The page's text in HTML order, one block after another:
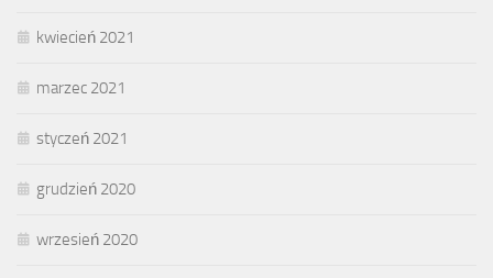
kwiecień 2021
marzec 2021
styczeń 2021
grudzień 2020
wrzesień 2020